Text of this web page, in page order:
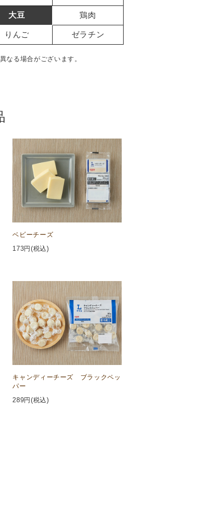
大豆 鶏肉
りんご ゼラチン
なる場合がございます。
ベビーチーズ
173円(税込)
キャンディーチーズ ブラックペッ
パー
289円(税込)